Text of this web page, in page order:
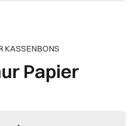
KASSENBONS
Papier